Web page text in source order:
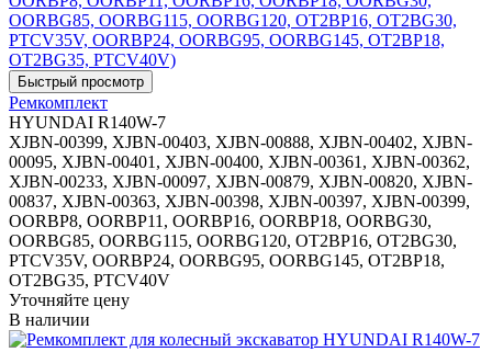
Ремкомплект
HYUNDAI R140W-7
XJBN-00399, XJBN-00403, XJBN-00888, XJBN-00402, XJBN-
00095, XJBN-00401, XJBN-00400, XJBN-00361, XJBN-00362,
XJBN-00233, XJBN-00097, XJBN-00879, XJBN-00820, XJBN-
00837, XJBN-00363, XJBN-00398, XJBN-00397, XJBN-00399,
OORBP8, OORBP11, OORBP16, OORBP18, OORBG30,
OORBG85, OORBG115, OORBG120, OT2BP16, OT2BG30,
PTCV35V, OORBP24, OORBG95, OORBG145, OT2BP18,
OT2BG35, PTCV40V
Уточняйте цену
В наличии